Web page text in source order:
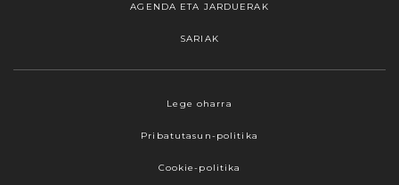
AGENDA ETA JARDUERAK
SARIAK
Lege oharra
Pribatutasun-politika
Cookie-politika
Webgune honek cookieak erabiltzen ditu,
nabigatzeko nahiago duzun cookie aukera.
Guztiz desaktibatzea ere hauta dezakezu.